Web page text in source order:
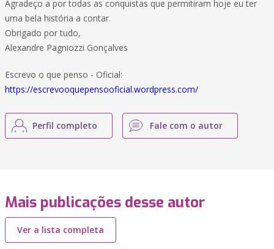
Agradeço a por todas as conquistas que permitiram hoje eu ter
uma bela história a contar.
Obrigado por tudo,
Alexandre Pagniozzi Gonçalves
Escrevo o que penso - Oficial:
https://escrevooquepensooficial.wordpress.com/
Perfil completo Fale com o autor
Mais publicações desse autor
Ver a lista completa